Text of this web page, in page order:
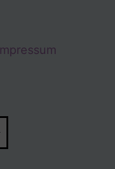
Impressum